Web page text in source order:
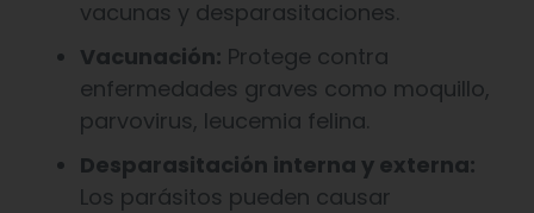
vacunas y desparasitaciones.
Vacunación: Protege contra
enfermedades graves como moquillo,
parvovirus, leucemia felina.
Desparasitación interna y externa:
Los parásitos pueden causar